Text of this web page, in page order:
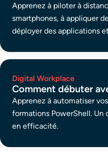
Apprenez à piloter à
smartphones, à appliquer
déployer des applications
Digital Workplace
Comment débuter
Apprenez à automatiser
formations PowerShell. Un
en efficacité.